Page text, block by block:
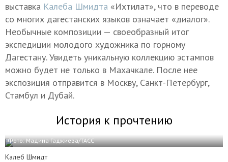
выставка Калеба Шмидта «Ихтилат», что в переводе
со многих дагестанских языков означает «диалог».
Необычные композиции — своеобразный итог
экспедиции молодого художника по горному
Дагестану. Увидеть уникальную коллекцию эстампов
можно будет не только в Махачкале. После нее
экспозиция отправится в Москву, Санкт-Петербург,
Стамбул и Дубай.
История к прочтению
Фото: Мадина Гаджиева/ТАСС
Калеб Шмидт